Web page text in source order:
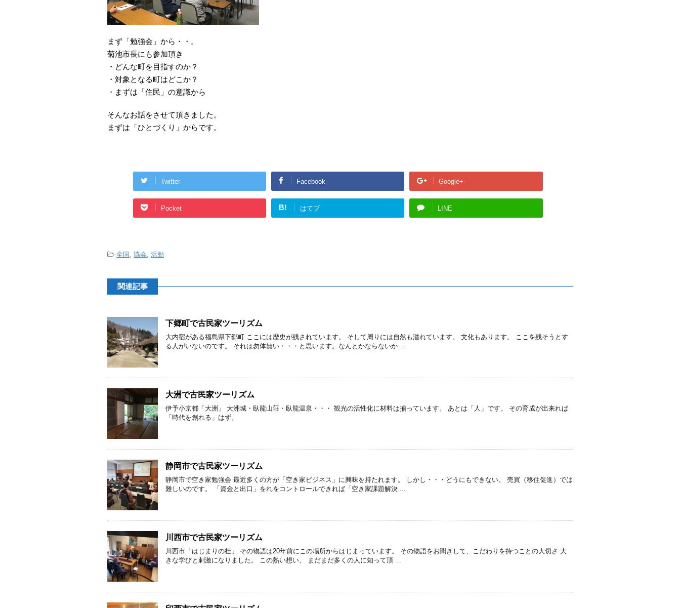
まず「勉強会」から・・。
菊池市長にも参加頂き
・どんな町を目指すのか？
・対象となる町はどこか？
・まずは「住民」の意識から
そんなお話をさせて頂きました。
まずは「ひとづくり」からです。
Twitter Facebook Google+
Pocket B! はてブ LINE
-全国 , 協会, 活動
関連記事
下郷町で古民家ツーリズム
大内宿がある福島県下郷町 ここには歴史が残されています。 そして周りには自然も溢れています。 文化もあります。 ここを残そうとす
る人がいないのです。 それは勿体無い・・・と思います。なんとかならないか ...
大洲で古民家ツーリズム
伊予小京都「大洲」 大洲城・臥龍山荘・臥龍温泉・・・ 観光の活性化に材料は揃っています。 あとは「人」です。 その育成が出来れば
「時代を創れる」はず。
静岡市で古民家ツーリズム
静岡市で空き家勉強会 最近多くの方が「空き家ビジネス」に興味を持たれます。 しかし・・・どうにもできない。 売買（移住促進）では
難しいのです。 「資金と出口」をれをコントロールできれば「空き家課題解決 ...
川西市で古民家ツーリズム
川西市「はじまりの杜」 その物語は20年前にこの場所からはじまっています。 その物語をお聞きして、こだわりを持つことの大切さ 大
きな学びと刺激になりました。 この熱い想い、 まだまだ多くの人に知って頂 ...